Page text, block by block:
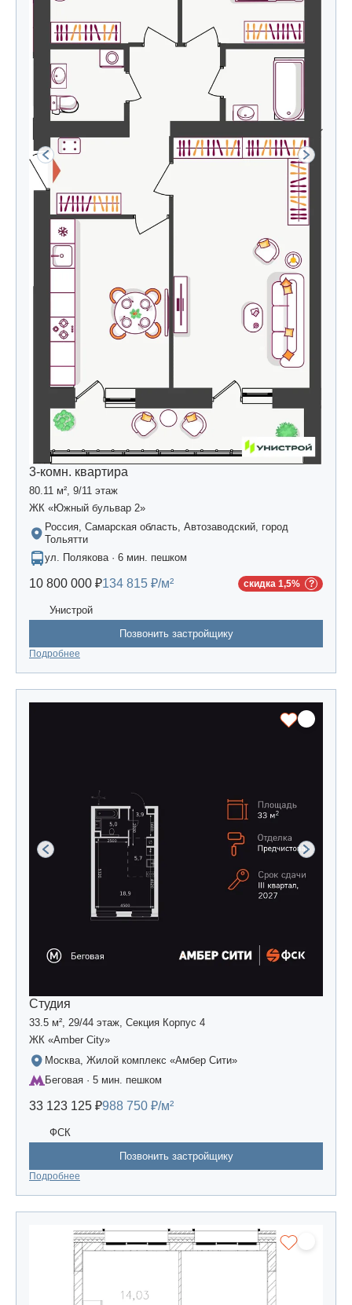
3-комн. квартира
80.11 м², 9/11 этаж
ЖК «Южный бульвар 2»
Россия, Самарская область, Автозаводский, город
Тольятти
ул. Полякова · 6 мин. пешком
10 800 000 ₽134 815 ₽/м² скидка 1,5%
Унистрой
Позвонить застройщику
Подробнее
Студия
33.5 м², 29/44 этаж, Секция Корпус 4
ЖК «Amber Сity»
Москва, Жилой комплекс «Амбер Сити»
Беговая · 5 мин. пешком
33 123 125 ₽988 750 ₽/м²
ФСК
Позвонить застройщику
Подробнее